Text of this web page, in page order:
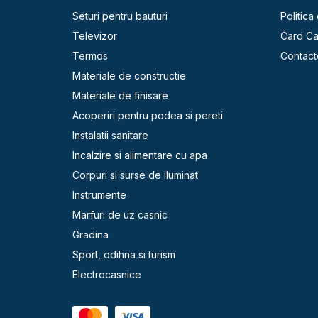
Seturi pentru bauturi
Televizor
Termos
Materiale de constructie
Materiale de finisare
Acoperiri pentru podea si pereti
Instalatii sanitare
Incalzire si alimentare cu apa
Corpuri si surse de iluminat
Instrumente
Marfuri de uz casnic
Gradina
Sport, odihna si turism
Electrocasnice
Politica
Card